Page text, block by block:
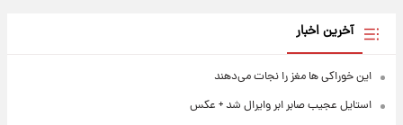
آخرین اخبار
این خوراکی ها مغز را نجات می‌دهند
استایل عجیب صابر ابر وایرال شد + عکس